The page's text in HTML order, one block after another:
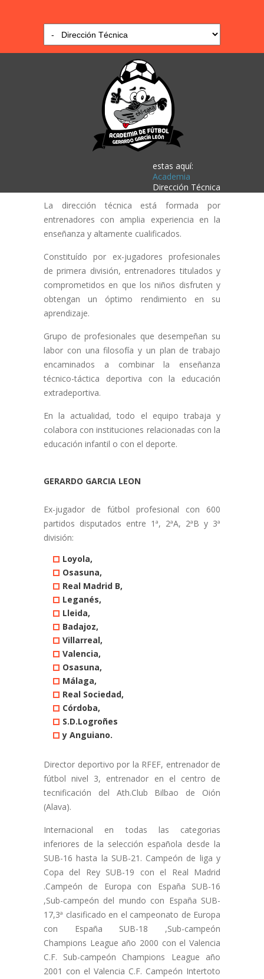
estas aquí:
Academia
Dirección Técnica
La dirección técnica está formada por
entrenadores con amplia experiencia en la
enseñanza y altamente cualificados.
Constituído por ex-jugadores profesionales
de primera división, entrenadores titulados y
comprometidos en que los niños disfruten y
obtengan un óptimo rendimiento en su
aprendizaje.
Grupo de profesionales que desempeñan su
labor con una filosofía y un plan de trabajo
encaminados a combinar la enseñanza
técnico-táctica deportiva con la educación
extradeportiva.
En la actualidad, todo el equipo trabaja y
colabora con instituciones relacionadas con la
educación infantil o con el deporte.
GERARDO GARCIA LEON
Ex-jugador de fútbol profesional con 600
partidos disputados entre 1ª, 2ªA, 2ªB y 3ª
división:
Loyola,
Osasuna,
Real Madrid B,
Leganés,
Lleida,
Badajoz,
Villarreal,
Valencia,
Osasuna,
Málaga,
Real Sociedad,
Córdoba,
S.D.Logroñes
y Anguiano.
Director deportivo por la RFEF, entrenador de
fútbol nivel 3, entrenador en el centro de
tecnificación del Ath.Club Bilbao de Oión
(Alava).
Internacional en todas las categorias
inferiores de la selección española desde la
SUB-16 hasta la SUB-21. Campeón de liga y
Copa del Rey SUB-19 con el Real Madrid
.Campeón de Europa con España SUB-16
,Sub-campeón del mundo con España SUB-
17,3ª clasificado en el campeonato de Europa
con España SUB-18 ,Sub-campeón
Champions League año 2000 con el Valencia
C.F. Sub-campeón Champions League año
2001 con el Valencia C.F. Campeón Intertoto